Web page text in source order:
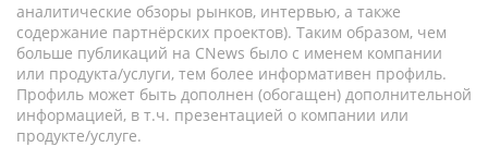
аналитические обзоры рынков, интервью, а также
содержание партнёрских проектов). Таким образом, чем
больше публикаций на CNews было с именем компании
или продукта/услуги, тем более информативен профиль.
Профиль может быть дополнен (обогащен) дополнительной
информацией, в т.ч. презентацией о компании или
продукте/услуге.